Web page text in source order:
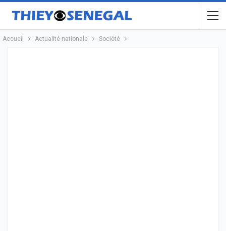
Accueil Actualité nationale Société